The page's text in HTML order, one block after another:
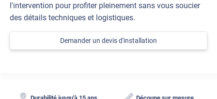
l'intervention pour profiter pleinement sans vous soucier
des détails techniques et logistiques.
Demander un devis d'installation